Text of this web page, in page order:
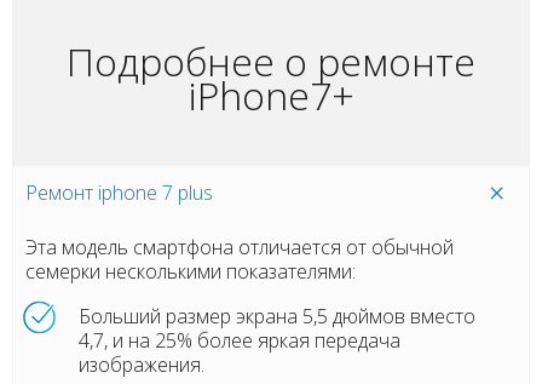
Подробнее о ремонте
iPhone7+
Ремонт iphone 7 plus
Эта модель смартфона отличается от обычной
семерки несколькими показателями:
Больший размер экрана 5,5 дюймов вместо
4,7, и на 25% более яркая передача
изображения.